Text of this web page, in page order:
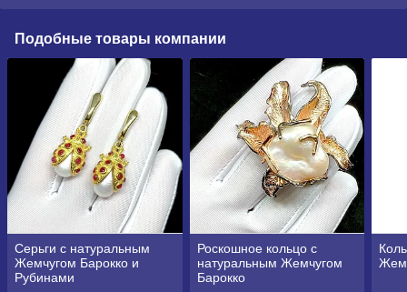
Подобные товары компании
Серьги с натуральным
Жемчугом Барокко и
Рубинами
Роскошное кольцо с
натуральным Жемчугом
Барокко